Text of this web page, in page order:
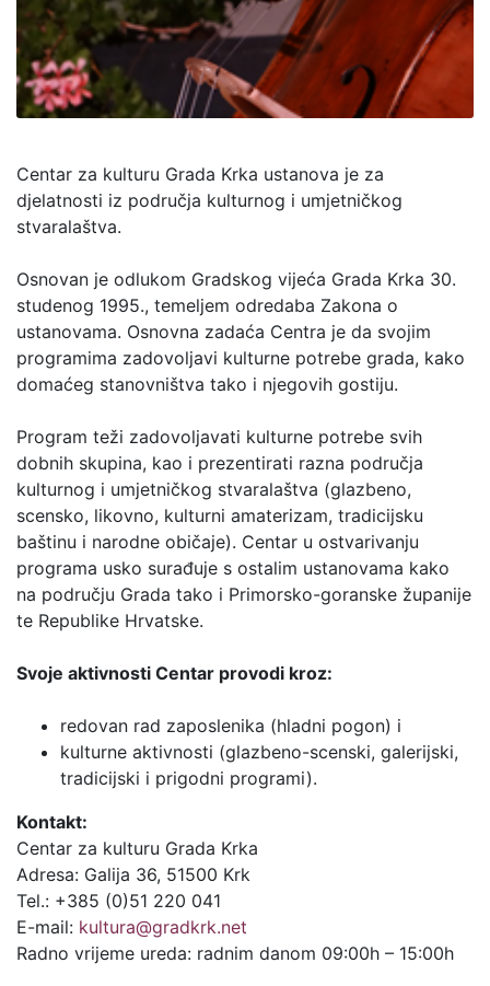
Centar za kulturu Grada Krka ustanova je za
djelatnosti iz područja kulturnog i umjetničkog
stvaralaštva.
Osnovan je odlukom Gradskog vijeća Grada Krka 30.
studenog 1995., temeljem odredaba Zakona o
ustanovama. Osnovna zadaća Centra je da svojim
programima zadovoljavi kulturne potrebe grada, kako
domaćeg stanovništva tako i njegovih gostiju.
Program teži zadovoljavati kulturne potrebe svih
dobnih skupina, kao i prezentirati razna područja
kulturnog i umjetničkog stvaralaštva (glazbeno,
scensko, likovno, kulturni amaterizam, tradicijsku
baštinu i narodne običaje). Centar u ostvarivanju
programa usko surađuje s ostalim ustanovama kako
na području Grada tako i Primorsko-goranske županije
te Republike Hrvatske.
Svoje aktivnosti Centar provodi kroz:
redovan rad zaposlenika (hladni pogon) i
kulturne aktivnosti (glazbeno-scenski, galerijski,
tradicijski i prigodni programi).
Kontakt:
Centar za kulturu Grada Krka
Adresa: Galija 36, 51500 Krk
Tel.: +385 (0)51 220 041
E-mail: kultura@gradkrk.net
Radno vrijeme ureda: radnim danom 09:00h – 15:00h